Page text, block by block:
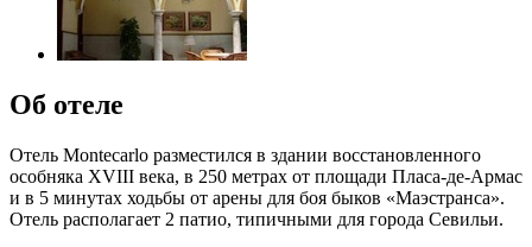
Об отеле
Отель Montecarlo разместился в здании восстановленного
особняка XVIII века, в 250 метрах от площади Пласа-де-Армас
и в 5 минутах ходьбы от арены для боя быков «Маэстранса».
Отель располагает 2 патио, типичными для города Севильи.